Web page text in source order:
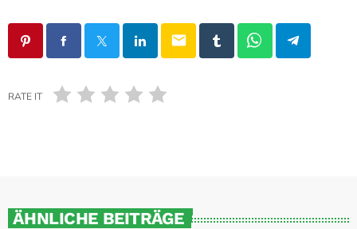
email
RATE IT
ÄHNLICHE BEITRÄGE